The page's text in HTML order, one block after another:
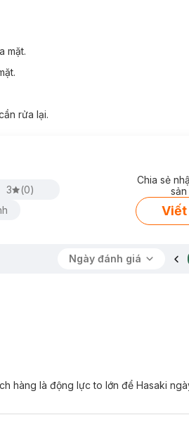
mặt.
rửa lại.
3 (0)
Chia sẻ
Viết
Ngày đánh giá
hàng là động lực to lớn để Hasaki